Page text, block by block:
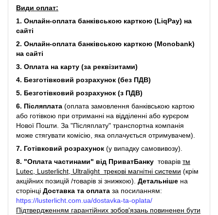
Види оплат:
1. Онлайн-оплата банківською карткою (LiqPay) на
сайті
2. Онлайн-оплата банківською карткою (Monobank)
на сайті
3. Оплата на карту (за реквізитами)
4. Безготівковий розрахунок (без ПДВ)
5. Безготівковий розрахунок (з ПДВ)
6. Післяплата (оплата замовлення банківською картою
або готівкою при отриманні на відділенні або курєром
Нової Пошти. За "Післяплату" транспортна компанія
може стягувати комісію, яка оплачується отримувачем).
7. Готівковий розрахунок (у випадку самовивозу).
8. "Оплата частинами" від ПриватБанку товарів тм
Lutec, Lusterlicht, Ultralight трекові магнітні системи (крім
акційних позицій /товарів зі знижкою). Детальніше на
сторінці Доставка та оплата за посиланням:
https://lusterlicht.com.ua/dostavka-ta-oplata/
Підтвердженням гарантійних зобов'язань повиненен бути